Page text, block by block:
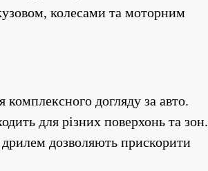
колесами та моторним
догляду за авто.
для різних поверхонь та зон.
дозволяють прискорити